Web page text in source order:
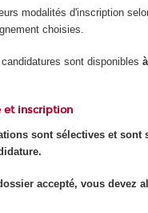
modalités d'inscription
choisies.
sont disponibles
et inscription
sont sélectives et sont
accepté, vous devez